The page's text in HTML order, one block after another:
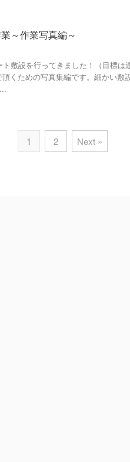
～作業写真編～
ト敷設を行ってきました！（目標
くための写真集編です。細かい敷
1 2 Next »